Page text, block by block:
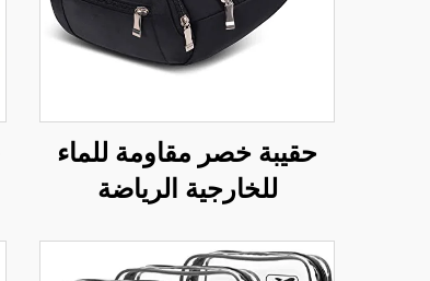
حقيبة خصر مقاومة للماء
للخارجية الرياضة
المشي مع الكلاب للرجال